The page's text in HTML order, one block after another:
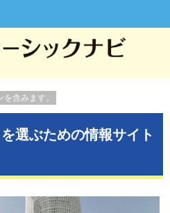
含みます。
選ぶための情報サイト